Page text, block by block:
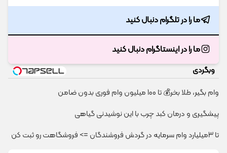
ما را در تلگرام دنبال کنید
ما را در اینستاگرام دنبال کنید
وبگردی
وام بگیر، طلا بخر💰 تا 100 میلیون وام فوری بدون ضامن
پیشگیری و درمان کبد چرب با این نوشیدنی گیاهی
تا 3میلیارد وام سرمایه در گردش فروشندگان => فروشگاهت رو ثبت کن